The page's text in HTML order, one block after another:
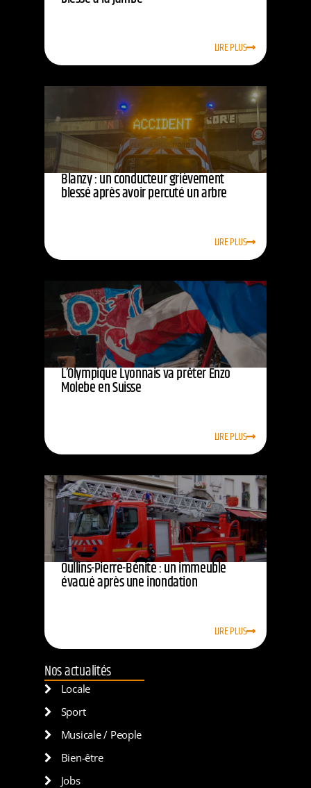
LIRE PLUS
Blanzy : un conducteur grièvement
blessé après avoir percuté un arbre
LIRE PLUS
L’Olympique Lyonnais va prêter Enzo
Molebe en Suisse
LIRE PLUS
Oullins-Pierre-Bénite : un immeuble
évacué après une inondation
LIRE PLUS
Nos actualités
Locale
Sport
Musicale / People
Bien-être
Jobs